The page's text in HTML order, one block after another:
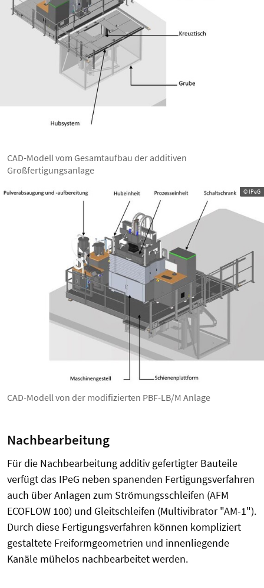
CAD-Modell vom Gesamtaufbau der additiven
Großfertigungsanlage
© IPeG
CAD-Modell von der modifizierten PBF-LB/M Anlage
Nachbearbeitung
Für die Nachbearbeitung additiv gefertigter Bauteile
verfügt das IPeG neben spanenden Fertigungsverfahren
auch über Anlagen zum Strömungsschleifen (AFM
ECOFLOW 100) und Gleitschleifen (Multivibrator "AM-1").
Durch diese Fertigungsverfahren können kompliziert
gestaltete Freiformgeometrien und innenliegende
Kanäle mühelos nachbearbeitet werden.